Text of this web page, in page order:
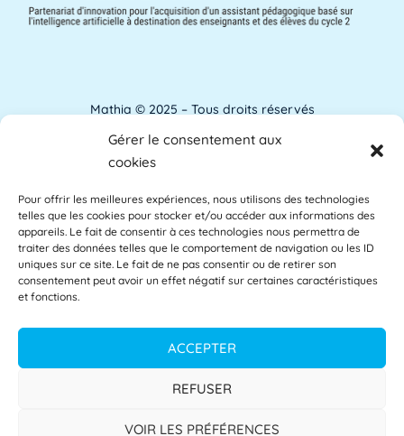
Gérer le consentement aux
cookies
Pour offrir les meilleures expériences, nous utilisons des technologies
telles que les cookies pour stocker et/ou accéder aux informations des
appareils. Le fait de consentir à ces technologies nous permettra de
traiter des données telles que le comportement de navigation ou les ID
uniques sur ce site. Le fait de ne pas consentir ou de retirer son
consentement peut avoir un effet négatif sur certaines caractéristiques
et fonctions.
ACCEPTER
REFUSER
VOIR LES PRÉFÉRENCES
ANACT
ANACT est l'acronyme de l'Agence nationale
Analyse de l'apprentissage
les commentaires des étudiants comme base
des [...]Lire plus »
APAE
L'APAE, ou Attaché Principal d'Administration
de l'État, est un fonctionnaire de l'Éducation
Mathia © 2025 – Tous droits réservés
Mentions Légales
Accessibilité
Glossaire
Centre d’aide
CGU
CGV